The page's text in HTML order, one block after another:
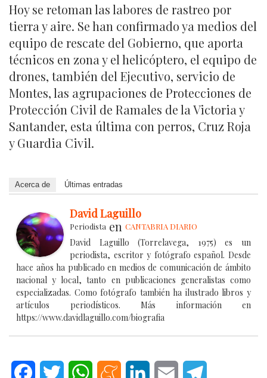
Hoy se retoman las labores de rastreo por
tierra y aire. Se han confirmado ya medios del
equipo de rescate del Gobierno, que aporta
técnicos en zona y el helicóptero, el equipo de
drones, también del Ejecutivo, servicio de
Montes, las agrupaciones de Protecciones de
Protección Civil de Ramales de la Victoria y
Santander, esta última con perros, Cruz Roja
y Guardia Civil.
Acerca de Últimas entradas
David Laguillo
Periodista en CANTABRIA DIARIO
David Laguillo (Torrelavega, 1975) es un
periodista, escritor y fotógrafo español. Desde
hace años ha publicado en medios de comunicación de ámbito
nacional y local, tanto en publicaciones generalistas como
especializadas. Como fotógrafo también ha ilustrado libros y
artículos periodísticos. Más información en
https://www.davidlaguillo.com/biografia
FacebookTwitter WhatsAppMeneameLinkedInEmail